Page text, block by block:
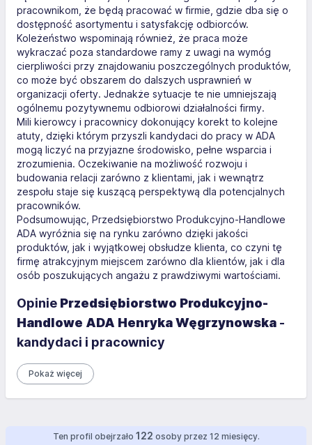
pracownikom, że będą pracować w firmie, gdzie dba się o
dostępność asortymentu i satysfakcję odbiorców.
Koleżeństwo wspominają również, że praca może
wykraczać poza standardowe ramy z uwagi na wymóg
cierpliwości przy znajdowaniu poszczególnych produktów,
co może być obszarem do dalszych usprawnień w
organizacji oferty. Jednakże sytuacje te nie umniejszają
ogólnemu pozytywnemu odbiorowi działalności firmy.
Mili kierowcy i pracownicy dokonujący korekt to kolejne
atuty, dzięki którym przyszli kandydaci do pracy w ADA
mogą liczyć na przyjazne środowisko, pełne wsparcia i
zrozumienia. Oczekiwanie na możliwość rozwoju i
budowania relacji zarówno z klientami, jak i wewnątrz
zespołu staje się kuszącą perspektywą dla potencjalnych
pracowników.
Podsumowując, Przedsiębiorstwo Produkcyjno-Handlowe
ADA wyróżnia się na rynku zarówno dzięki jakości
produktów, jak i wyjątkowej obsłudze klienta, co czyni tę
firmę atrakcyjnym miejscem zarówno dla klientów, jak i dla
osób poszukujących angażu z prawdziwymi wartościami.
Opinie Przedsiębiorstwo Produkcyjno-
Handlowe ADA Henryka Węgrzynowska -
kandydaci i pracownicy
Pokaż więcej
Ten profil obejrzało 122 osoby przez 12 miesięcy.